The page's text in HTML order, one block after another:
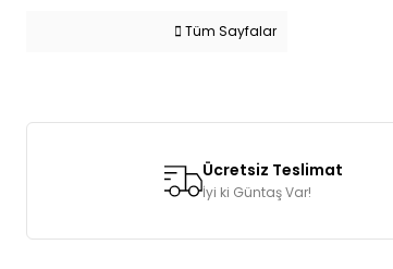
Tüm Sayfalar
Ücretsiz Teslimat
İyi ki Güntaş Var!